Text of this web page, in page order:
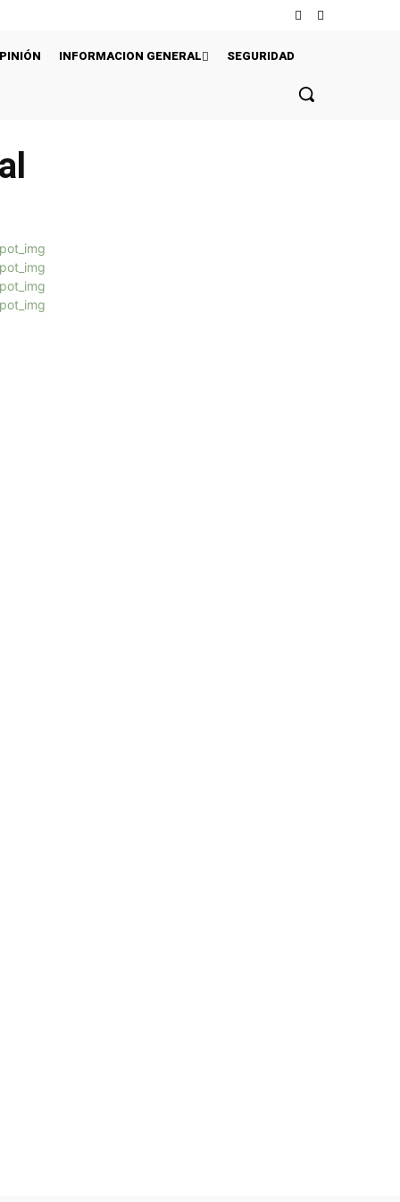
INFORMACION GENERAL SEGURIDAD